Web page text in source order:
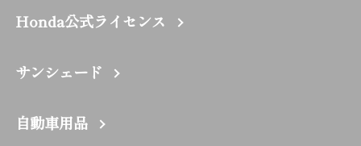
Honda公式ライセンス
サンシェード
自動車用品